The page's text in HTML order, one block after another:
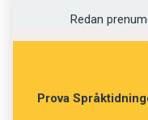
Alla som skickar
om julkalendern
Redan
Prova